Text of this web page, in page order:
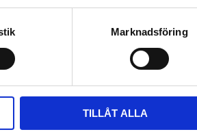
Marknadsföring
TILLÅT ALLA
att lämna ett omdöme.